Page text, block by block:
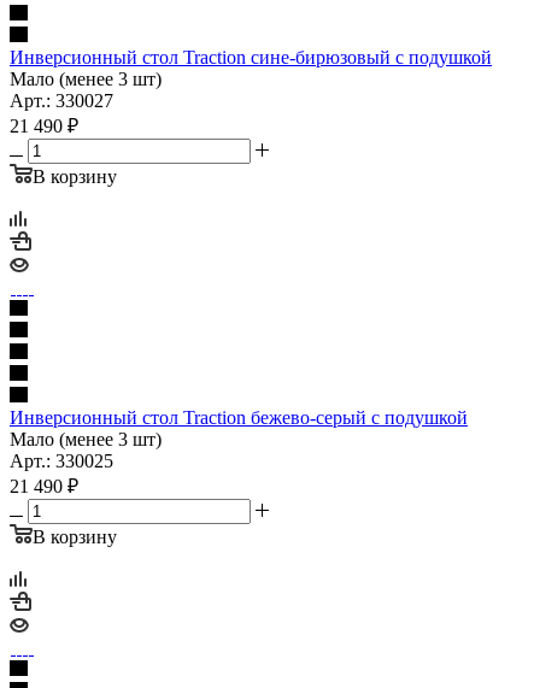
Инверсионный стол Traction сине-бирюзовый с подушкой
Мало (менее 3 шт)
Арт.: 330027
21 490 ₽
В корзину
Инверсионный стол Traction бежево-серый с подушкой
Мало (менее 3 шт)
Арт.: 330025
21 490 ₽
В корзину